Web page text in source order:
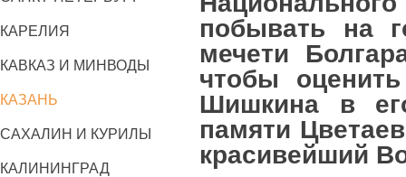
КАРЕЛИЯ
КАВКАЗ И МИНВОДЫ
КАЗАНЬ
САХАЛИН И КУРИЛЫ
КАЛИНИНГРАД
побывать на
мечети
чтобы
Шишкина в
памяти
красивейший